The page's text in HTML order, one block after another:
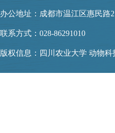
办公地址：成都市温江区惠民路
联系方式：028-86291010
版权信息：四川农业大学 动物